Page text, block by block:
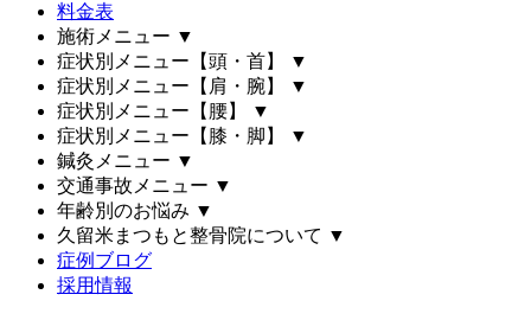
料金表
施術メニュー ▼
症状別メニュー【頭・首】
▼
症状別メニュー【肩・腕】
▼
症状別メニュー【腰】
▼
症状別メニュー【膝・脚】
▼
鍼灸メニュー ▼
交通事故メニュー ▼
年齢別のお悩み ▼
久留米まつもと整骨院について ▼
症例ブログ
採用情報